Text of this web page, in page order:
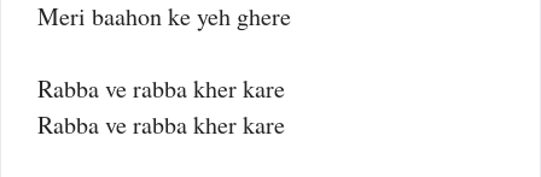
Meri baahon ke yeh ghere
Rabba ve rabba kher kare
Rabba ve rabba kher kare